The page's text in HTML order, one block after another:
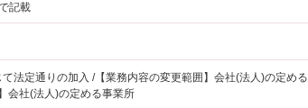
記載
法定通りの加入 /【業務内容の変更範囲】会社(法人)の定める
会社(法人)の定める事業所